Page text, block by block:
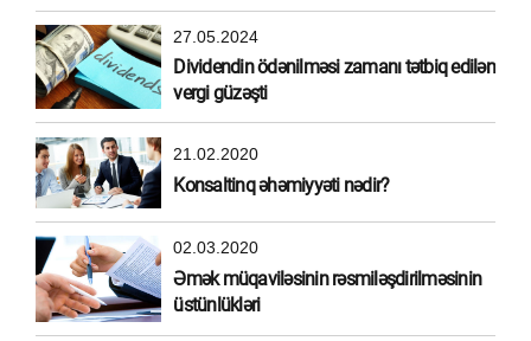
27.05.2024
Dividendin ödənilməsi zamanı tətbiq edilən
vergi güzəşti
21.02.2020
Konsaltinq əhəmiyyəti nədir?
02.03.2020
Əmək müqaviləsinin rəsmiləşdirilməsinin
üstünlükləri